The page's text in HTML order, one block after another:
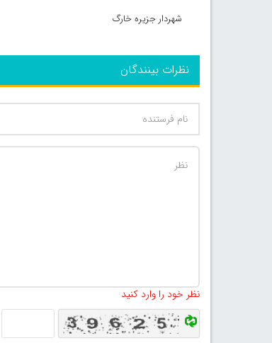
شهردار جزیره خارگ
نظرات بینندگان
نظر خود را وارد کنید